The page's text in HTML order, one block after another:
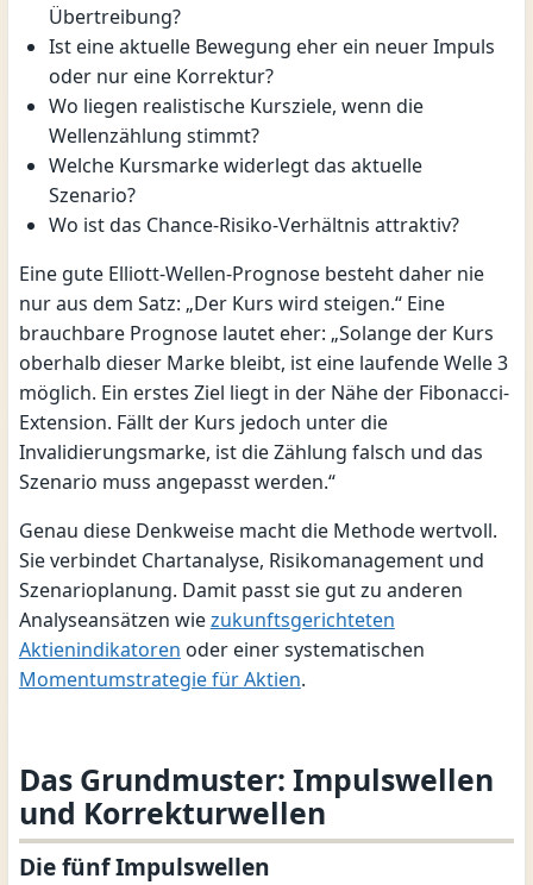
Übertreibung?
Ist eine aktuelle Bewegung eher ein neuer Impuls
oder nur eine Korrektur?
Wo liegen realistische Kursziele, wenn die
Wellenzählung stimmt?
Welche Kursmarke widerlegt das aktuelle
Szenario?
Wo ist das Chance-Risiko-Verhältnis attraktiv?
Eine gute Elliott-Wellen-Prognose besteht daher nie
nur aus dem Satz: „Der Kurs wird steigen.“ Eine
brauchbare Prognose lautet eher: „Solange der Kurs
oberhalb dieser Marke bleibt, ist eine laufende Welle 3
möglich. Ein erstes Ziel liegt in der Nähe der Fibonacci-
Extension. Fällt der Kurs jedoch unter die
Invalidierungsmarke, ist die Zählung falsch und das
Szenario muss angepasst werden.“
Genau diese Denkweise macht die Methode wertvoll.
Sie verbindet Chartanalyse, Risikomanagement und
Szenarioplanung. Damit passt sie gut zu anderen
Analyseansätzen wiezukunftsgerichteten
Aktienindikatoren oder einer systematischen
Momentumstrategie für Aktien.
Das Grundmuster: Impulswellen
und Korrekturwellen
Die fünf Impulswellen